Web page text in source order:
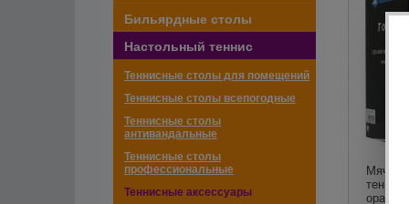
Бильярдные столы
Настольный теннис
Теннисные столы для помещений
Теннисные столы всепогодные
Теннисные столы
антивандальные
Теннисные столы
профессиональные
Теннисные аксессуары
Мяч